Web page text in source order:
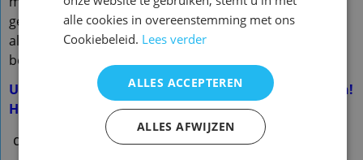
gemaakt en werkt ook
alleen op dit merk en model. ( zie foto 2 voor
beschikbare functies)
U hoeft de afstandsbediening NIET te programmeren!
Het werkt direct
dfct.qh01
alle cookies in overeenstemming met ons
Cookiebeleid. Lees verder
ALLES ACCEPTEREN
ALLES AFWIJZEN